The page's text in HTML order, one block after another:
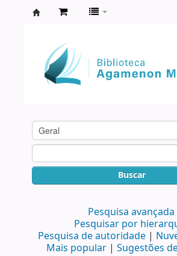
Agamenon
Magalhães
Buscar
Pesquisa avançada
Pesquisar por
Pesquisa de autoridade
Mais popular
Sugestões